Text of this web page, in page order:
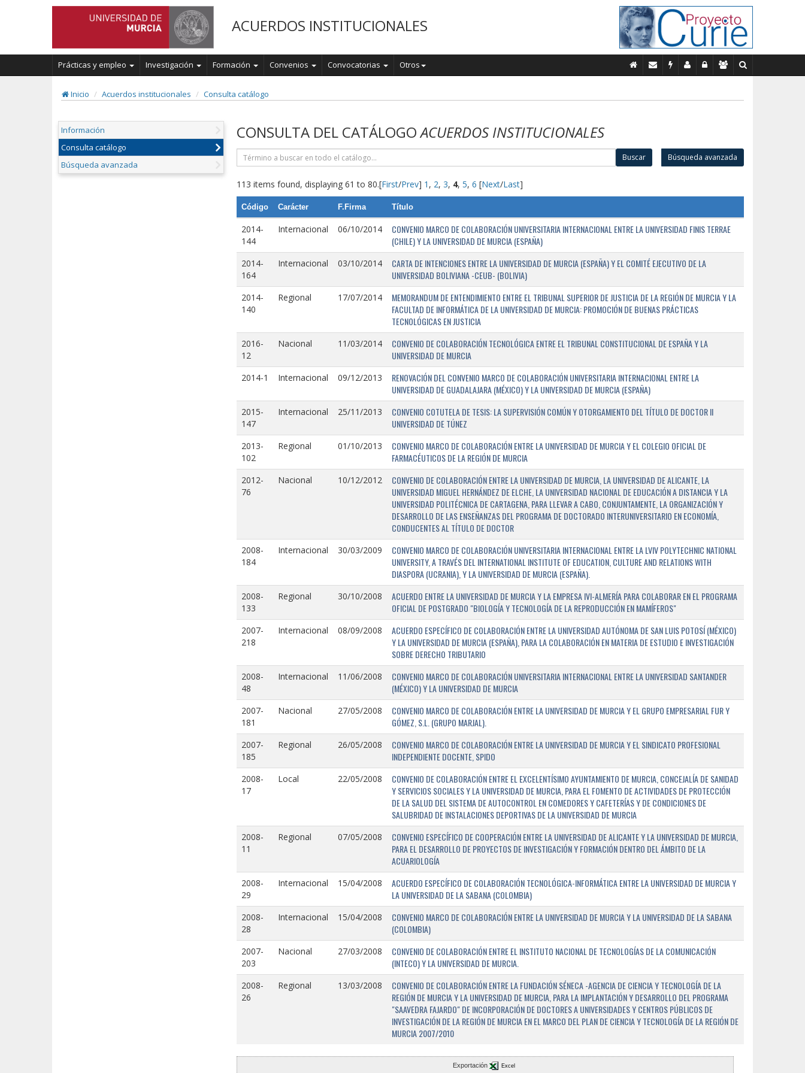
ACUERDOS INSTITUCIONALES
Prácticas y empleo Investigación Formación Convenios Convocatorias Otros
Inicio Acuerdos institucionales Consulta catálogo
Información
Consulta catálogo
Búsqueda avanzada
CONSULTA DEL CATÁLOGOACUERDOS INSTITUCIONALES
Buscar Búsqueda avanzada
113 items found, displaying 61 to 80.[First/Prev] 1 , 2, 3, 4, 5, 6 [Next/Last]
Código Carácter F.Firma Título
2014-
144
Internacional 06/10/2014
CONVENIO MARCO DE COLABORACIÓN UNIVERSITARIA INTERNACIONAL ENTRE LA UNIVERSIDAD FINIS TERRAE
(CHILE) Y LA UNIVERSIDAD DE MURCIA (ESPAÑA)
2014-
164
Internacional 03/10/2014
CARTA DE INTENCIONES ENTRE LA UNIVERSIDAD DE MURCIA (ESPAÑA) Y EL COMITÉ EJECUTIVO DE LA
UNIVERSIDAD BOLIVIANA -CEUB- (BOLIVIA)
2014-
140
Regional 17/07/2014
MEMORANDUM DE ENTENDIMIENTO ENTRE EL TRIBUNAL SUPERIOR DE JUSTICIA DE LA REGIÓN DE MURCIA Y LA
FACULTAD DE INFORMÁTICA DE LA UNIVERSIDAD DE MURCIA: PROMOCIÓN DE BUENAS PRÁCTICAS
TECNOLÓGICAS EN JUSTICIA
2016-
12
Nacional 11/03/2014
CONVENIO DE COLABORACIÓN TECNOLÓGICA ENTRE EL TRIBUNAL CONSTITUCIONAL DE ESPAÑA Y LA
UNIVERSIDAD DE MURCIA
2014-1 Internacional 09/12/2013
RENOVACIÓN DEL CONVENIO MARCO DE COLABORACIÓN UNIVERSITARIA INTERNACIONAL ENTRE LA
UNIVERSIDAD DE GUADALAJARA (MÉXICO) Y LA UNIVERSIDAD DE MURCIA (ESPAÑA)
2015-
147
Internacional 25/11/2013
CONVENIO COTUTELA DE TESIS: LA SUPERVISIÓN COMÚN Y OTORGAMIENTO DEL TÍTULO DE DOCTOR II
UNIVERSIDAD DE TÚNEZ
2013-
102
Regional 01/10/2013
CONVENIO MARCO DE COLABORACIÓN ENTRE LA UNIVERSIDAD DE MURCIA Y EL COLEGIO OFICIAL DE
FARMACÉUTICOS DE LA REGIÓN DE MURCIA
2012-
76
Nacional 10/12/2012
CONVENIO DE COLABORACIÓN ENTRE LA UNIVERSIDAD DE MURCIA, LA UNIVERSIDAD DE ALICANTE, LA
UNIVERSIDAD MIGUEL HERNÁNDEZ DE ELCHE, LA UNIVERSIDAD NACIONAL DE EDUCACIÓN A DISTANCIA Y LA
UNIVERSIDAD POLITÉCNICA DE CARTAGENA, PARA LLEVAR A CABO, CONJUNTAMENTE, LA ORGANIZACIÓN Y
DESARROLLO DE LAS ENSEÑANZAS DEL PROGRAMA DE DOCTORADO INTERUNIVERSITARIO EN ECONOMÍA,
CONDUCENTES AL TÍTULO DE DOCTOR
2008-
184
Internacional 30/03/2009
CONVENIO MARCO DE COLABORACIÓN UNIVERSITARIA INTERNACIONAL ENTRE LA LVIV POLYTECHNIC NATIONAL
UNIVERSITY, A TRAVÉS DEL INTERNATIONAL INSTITUTE OF EDUCATION, CULTURE AND RELATIONS WITH
DIASPORA (UCRANIA), Y LA UNIVERSIDAD DE MURCIA (ESPAÑA).
2008-
133
Regional 30/10/2008
ACUERDO ENTRE LA UNIVERSIDAD DE MURCIA Y LA EMPRESA IVI-ALMERÍA PARA COLABORAR EN EL PROGRAMA
OFICIAL DE POSTGRADO "BIOLOGÍA Y TECNOLOGÍA DE LA REPRODUCCIÓN EN MAMÍFEROS"
2007-
218
Internacional 08/09/2008
ACUERDO ESPECÍFICO DE COLABORACIÓN ENTRE LA UNIVERSIDAD AUTÓNOMA DE SAN LUIS POTOSÍ (MÉXICO)
Y LA UNIVERSIDAD DE MURCIA (ESPAÑA), PARA LA COLABORACIÓN EN MATERIA DE ESTUDIO E INVESTIGACIÓN
SOBRE DERECHO TRIBUTARIO
2008-
48
Internacional 11/06/2008
CONVENIO MARCO DE COLABORACIÓN UNIVERSITARIA INTERNACIONAL ENTRE LA UNIVERSIDAD SANTANDER
(MÉXICO) Y LA UNIVERSIDAD DE MURCIA
2007-
181
Nacional 27/05/2008
CONVENIO MARCO DE COLABORACIÓN ENTRE LA UNIVERSIDAD DE MURCIA Y EL GRUPO EMPRESARIAL FUR Y
GÓMEZ, S.L. (GRUPO MARJAL).
2007-
185
Regional 26/05/2008
CONVENIO MARCO DE COLABORACIÓN ENTRE LA UNIVERSIDAD DE MURCIA Y EL SINDICATO PROFESIONAL
INDEPENDIENTE DOCENTE, SPIDO
2008-
17
Local 22/05/2008
CONVENIO DE COLABORACIÓN ENTRE EL EXCELENTÍSIMO AYUNTAMIENTO DE MURCIA, CONCEJALÍA DE SANIDAD
Y SERVICIOS SOCIALES Y LA UNIVERSIDAD DE MURCIA, PARA EL FOMENTO DE ACTIVIDADES DE PROTECCIÓN
DE LA SALUD DEL SISTEMA DE AUTOCONTROL EN COMEDORES Y CAFETERÍAS Y DE CONDICIONES DE
SALUBRIDAD DE INSTALACIONES DEPORTIVAS DE LA UNIVERSIDAD DE MURCIA
2008-
11
Regional 07/05/2008
CONVENIO ESPECÍFICO DE COOPERACIÓN ENTRE LA UNIVERSIDAD DE ALICANTE Y LA UNIVERSIDAD DE MURCIA,
PARA EL DESARROLLO DE PROYECTOS DE INVESTIGACIÓN Y FORMACIÓN DENTRO DEL ÁMBITO DE LA
ACUARIOLOGÍA
2008-
29
Internacional 15/04/2008
ACUERDO ESPECÍFICO DE COLABORACIÓN TECNOLÓGICA-INFORMÁTICA ENTRE LA UNIVERSIDAD DE MURCIA Y
LA UNIVERSIDAD DE LA SABANA (COLOMBIA)
2008-
28
Internacional 15/04/2008
CONVENIO MARCO DE COLABORACIÓN ENTRE LA UNIVERSIDAD DE MURCIA Y LA UNIVERSIDAD DE LA SABANA
(COLOMBIA)
2007-
203
Nacional 27/03/2008
CONVENIO DE COLABORACIÓN ENTRE EL INSTITUTO NACIONAL DE TECNOLOGÍAS DE LA COMUNICACIÓN
(INTECO) Y LA UNIVERSIDAD DE MURCIA.
2008-
26
Regional 13/03/2008
CONVENIO DE COLABORACIÓN ENTRE LA FUNDACIÓN SÉNECA -AGENCIA DE CIENCIA Y TECNOLOGÍA DE LA
REGIÓN DE MURCIA Y LA UNIVERSIDAD DE MURCIA, PARA LA IMPLANTACIÓN Y DESARROLLO DEL PROGRAMA
"SAAVEDRA FAJARDO" DE INCORPORACIÓN DE DOCTORES A UNIVERSIDADES Y CENTROS PÚBLICOS DE
INVESTIGACIÓN DE LA REGIÓN DE MURCIA EN EL MARCO DEL PLAN DE CIENCIA Y TECNOLOGÍA DE LA REGIÓN DE
MURCIA 2007/2010
Exportación Excel